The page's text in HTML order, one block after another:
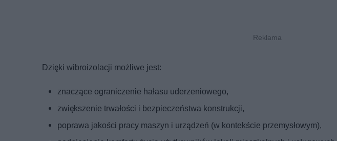
Dzięki wibroizolacji możliwe jest:
znaczące ograniczenie hałasu uderzeniowego,
zwiększenie trwałości i bezpieczeństwa konstrukcji,
poprawa jakości pracy maszyn i urządzeń (w kontekście przemysłowym),